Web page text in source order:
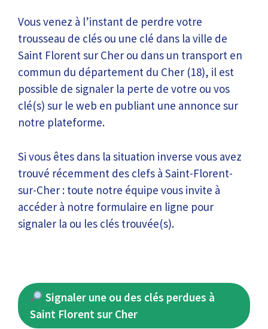
Vous venez à l’instant de perdre votre
trousseau de clés ou une clé dans la ville de
Saint Florent sur Cher ou dans un transport en
commun du département du Cher (18), il est
possible de signaler la perte de votre ou vos
clé(s) sur le web en publiant une annonce sur
notre plateforme.
Si vous êtes dans la situation inverse vous avez
trouvé récemment des clefs à Saint-Florent-
sur-Cher : toute notre équipe vous invite à
accéder à notre formulaire en ligne pour
signaler la ou les clés trouvée(s).
Signaler une ou des clés perdues à
Saint Florent sur Cher